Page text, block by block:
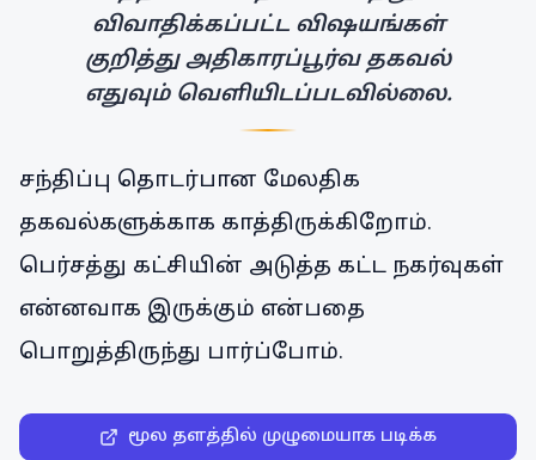
விவாதிக்கப்பட்ட விஷயங்கள்
குறித்து அதிகாரப்பூர்வ தகவல்
எதுவும் வெளியிடப்படவில்லை.
சந்திப்பு தொடர்பான மேலதிக
தகவல்களுக்காக காத்திருக்கிறோம்.
பெர்சத்து கட்சியின் அடுத்த கட்ட நகர்வுகள்
என்னவாக இருக்கும் என்பதை
பொறுத்திருந்து பார்ப்போம்.
மூல தளத்தில் முழுமையாக படிக்க